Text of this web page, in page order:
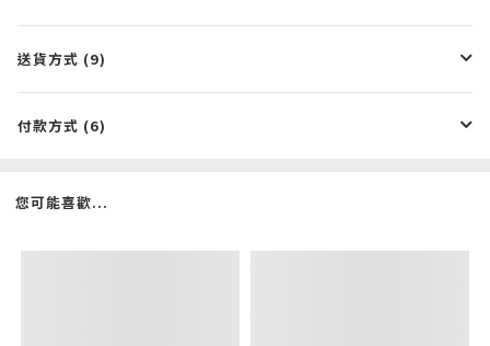
送貨方式 (9)
付款方式 (6)
您可能喜歡...